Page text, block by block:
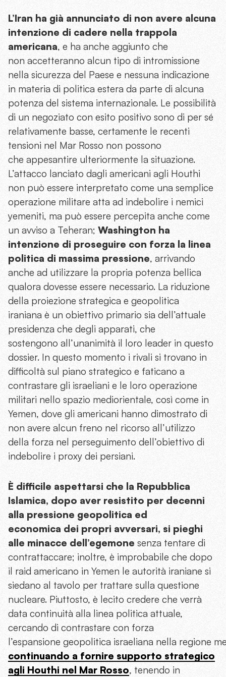
L’Iran ha già annunciato di non avere alcuna
intenzione di cadere nella trappola
americana, e ha anche aggiunto che
non accetteranno alcun tipo di intromissione
nella sicurezza del Paese e nessuna indicazione
in materia di politica estera da parte di alcuna
potenza del sistema internazionale. Le possibilità
di un negoziato con esito positivo sono di per sé
relativamente basse, certamente le recenti
tensioni nel Mar Rosso non possono
che appesantire ulteriormente la situazione.
L’attacco lanciato dagli americani agli Houthi
non può essere interpretato come una semplice
operazione militare atta ad indebolire i nemici
yemeniti, ma può essere percepita anche come
un avviso a Teheran; Washington ha
intenzione di proseguire con forza la linea
politica di massima pressione, arrivando
anche ad utilizzare la propria potenza bellica
qualora dovesse essere necessario. La riduzione
della proiezione strategica e geopolitica
iraniana è un obiettivo primario sia dell’attuale
presidenza che degli apparati, che
sostengono all’unanimità il loro leader in questo
dossier. In questo momento i rivali si trovano in
difficoltà sul piano strategico e faticano a
contrastare gli israeliani e le loro operazione
militari nello spazio mediorientale, così come in
Yemen, dove gli americani hanno dimostrato di
non avere alcun freno nel ricorso all’utilizzo
della forza nel perseguimento dell’obiettivo di
indebolire i proxy dei persiani.
È difficile aspettarsi che la Repubblica
Islamica, dopo aver resistito per decenni
alla pressione geopolitica ed
economica dei propri avversari, si pieghi
alle minacce dell’egemone senza tentare di
contrattaccare; inoltre, è improbabile che dopo
il raid americano in Yemen le autorità iraniane si
siedano al tavolo per trattare sulla questione
nucleare. Piuttosto, è lecito credere che verrà
data continuità alla linea politica attuale,
cercando di contrastare con forza
l’espansione geopolitica israeliana nella regione
continuando a fornire supporto strategico
agli Houthi nel Mar Rosso, tenendo in